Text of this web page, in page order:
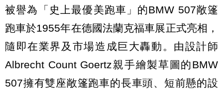
被譽為「史上最優美跑車」的BMW 507敞篷
跑車於1955年在德國法蘭克福車展正式亮相，
隨即在業界及市場造成巨大轟動。由設計師
Albrecht Count Goertz親手繪製草圖的BMW
507擁有雙座敞篷跑車的長車頭、短前懸的設